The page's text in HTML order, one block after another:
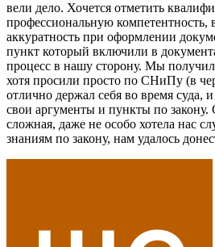
вели дело. Хочется отметить
профессиональную компетентность,
аккуратность при оформлении
пункт который включили в
процесс в нашу сторону. Мы
хотя просили просто по СНиПу (в
отлично держал себя во время суда,
свои аргументы и пункты по закону.
сложная, даже не особо хотела нас
знаниям по закону, нам удалось